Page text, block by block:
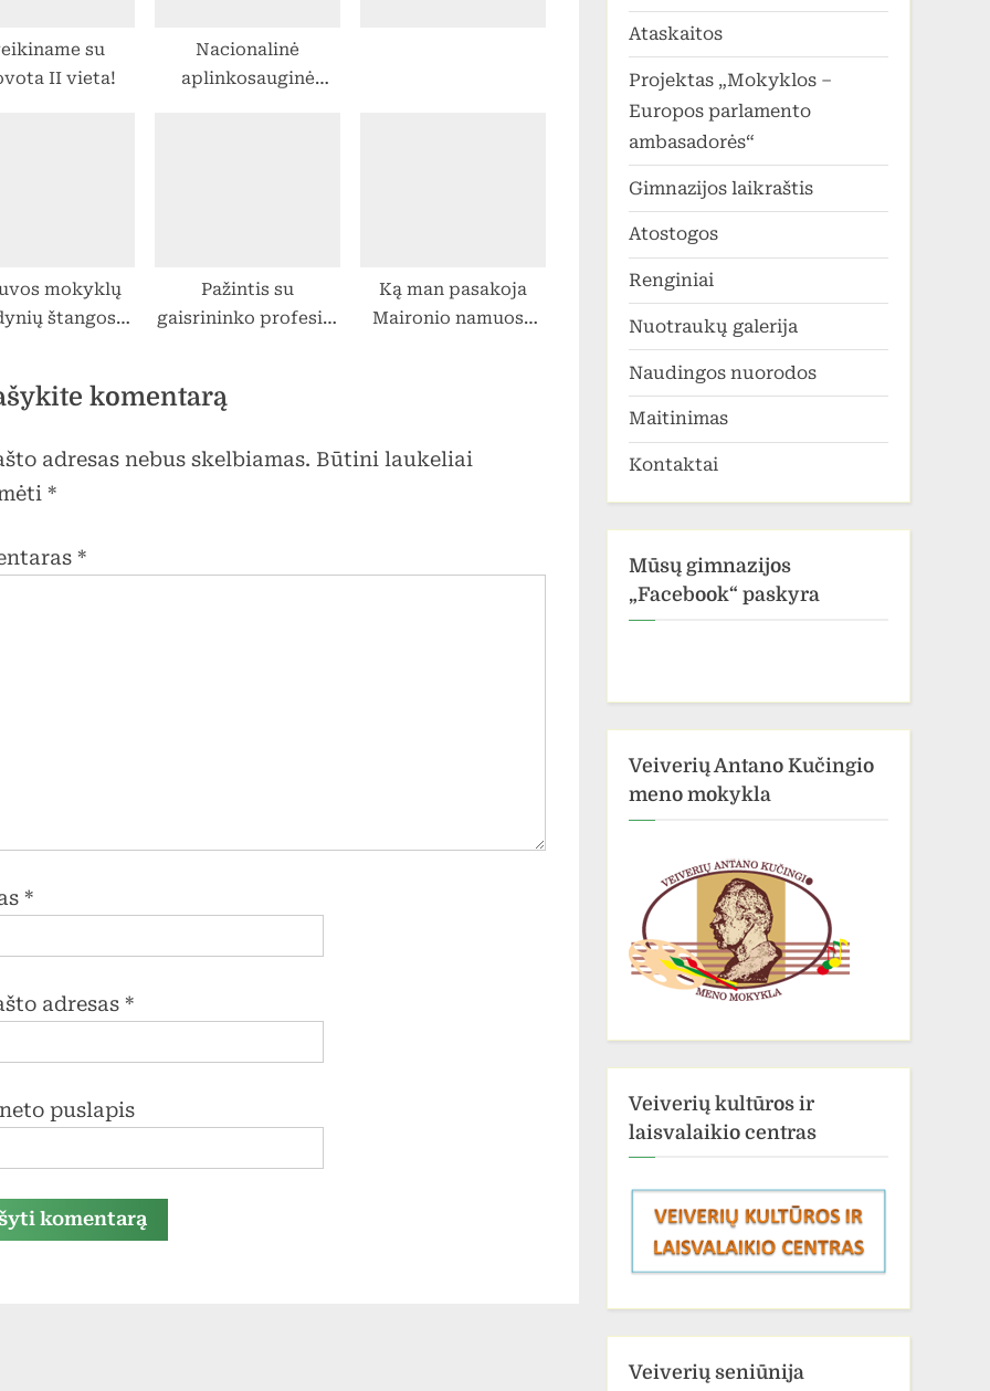
su
II vieta!
Nacionalinė
aplinkosauginė
mokyklų
štangos
Pažintis su
gaisrininko profesija
Ką man pasakoja
Maironio namuose
komentarą
adresas nebus skelbiamas. Būtini laukeliai
*
*
*
adresas *
puslapis
Ataskaitos
Projektas „Mokyklos –
Europos parlamento
ambasadorės“
Gimnazijos laikraštis
Atostogos
Renginiai
Nuotraukų galerija
Naudingos nuorodos
Maitinimas
Kontaktai
Mūsų gimnazijos
„Facebook“ paskyra
Veiverių Antano Kučingio
meno mokykla
Veiverių kultūros ir
laisvalaikio centras
Veiverių seniūnija